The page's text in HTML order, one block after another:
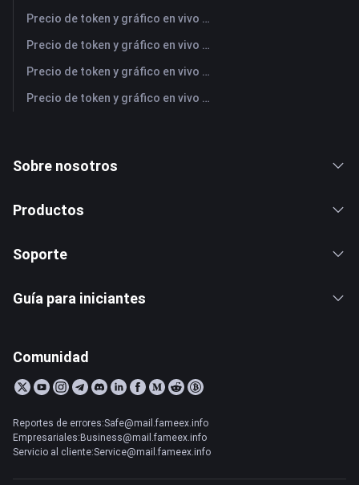
Precio de token y gráfico en vivo más reciente de ULTIMA (Ultima)
Precio de token y gráfico en vivo más reciente de MU (Micron Technology)
Precio de token y gráfico en vivo más reciente de PEAK (PEAK)
Precio de token y gráfico en vivo más reciente de JPM (JPMorgan Chase)
Sobre nosotros
Productos
Soporte
Guía para iniciantes
Comunidad
Reportes de errores:Safe@mail.fameex.info
Empresariales:Business@mail.fameex.info
Servicio al cliente:Service@mail.fameex.info